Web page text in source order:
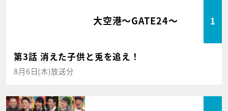
大空港～GATE24～ 1
第3話 消えた子供と兎を追え！
8月6日(木)放送分